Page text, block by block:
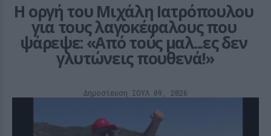
Η οργή του Μιχάλη Ιατρόπουλου
για τους λαγοκέφαλους που
ψάρεψε: «Aπό τούς μαλ...ες δεν
γλυτώνεις πουθενά!»
Δημοσίευση ΙΟΥΛ 09, 2026